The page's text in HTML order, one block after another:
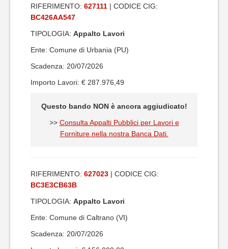
RIFERIMENTO: 627111 | CODICE CIG:
BC426AA547
TIPOLOGIA: Appalto Lavori
Ente: Comune di Urbania (PU)
Scadenza: 20/07/2026
Importo Lavori: € 287.976,49
Questo bando NON è ancora aggiudicato!
>> Consulta Appalti Pubblici per Lavori e
Forniture nella nostra Banca Dati.
RIFERIMENTO: 627023 | CODICE CIG:
BC3E3CB63B
TIPOLOGIA: Appalto Lavori
Ente: Comune di Caltrano (VI)
Scadenza: 20/07/2026